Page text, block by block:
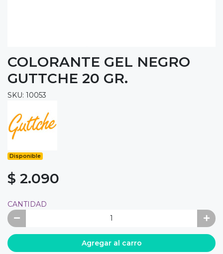
COLORANTE GEL NEGRO
GUTTCHE 20 GR.
SKU: 10053
Disponible
$ 2.090
CANTIDAD
Agregar al carro